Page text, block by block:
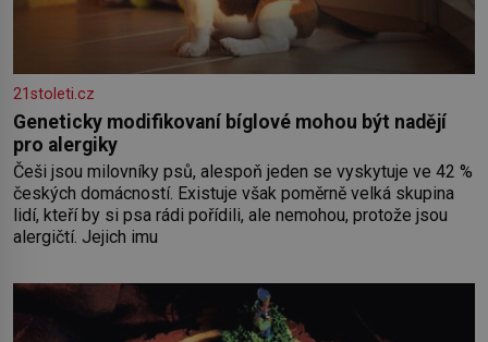
21stoleti.cz
Geneticky modifikovaní bíglové mohou být nadějí
pro alergiky
Češi jsou milovníky psů, alespoň jeden se vyskytuje ve 42 %
českých domácností. Existuje však poměrně velká skupina
lidí, kteří by si psa rádi pořídili, ale nemohou, protože jsou
alergičtí. Jejich imu